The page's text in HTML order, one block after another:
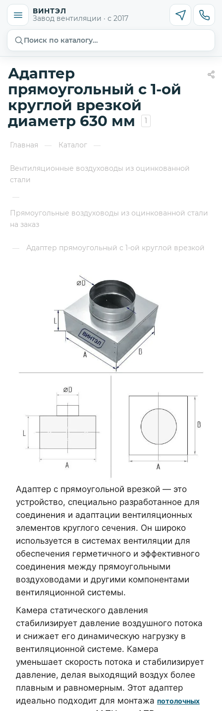
ВИНТЭЛ
Завод вентиляции · с 2017
Поиск по каталогу…
Адаптер
прямоугольный с 1-ой
круглой врезкой
диаметр 630 мм
1
Главная — Каталог —
Вентиляционные воздуховоды из оцинкованной
стали
—
Прямоугольные воздуховоды из оцинкованной стали
на заказ
— Адаптер прямоугольный с 1-ой круглой врезкой
Адаптер с прямоугольной врезкой — это
устройство, специально разработанное для
соединения и адаптации вентиляционных
элементов круглого сечения. Он широко
используется в системах вентиляции для
обеспечения герметичного и эффективного
соединения между прямоугольными
воздуховодами и другими компонентами
вентиляционной системы.
Камера статического давления
стабилизирует давление воздушного потока
и снижает его динамическую нагрузку в
вентиляционной системе. Камера
уменьшает скорость потока и стабилизирует
давление, делая выходящий воздух более
плавным и равномерным. Этот адаптер
идеально подходит для монтажа потолочных